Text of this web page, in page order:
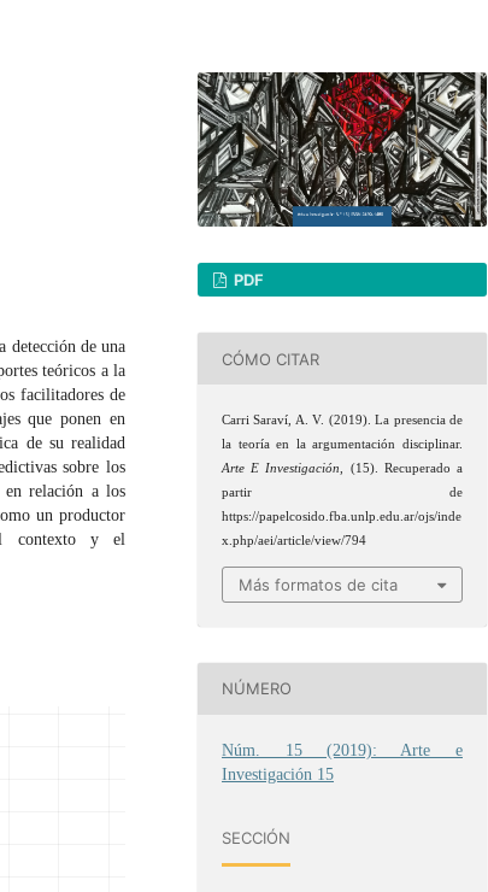
detección de una
teóricos a la
facilitadores de
que ponen en
de su realidad
sobre los
en relación a los
un productor
contexto y el
PDF
CÓMO CITAR
Carri Saraví, A. V. (2019). La presencia de
la teoría en la argumentación disciplinar.
Arte E Investigación, (15). Recuperado a
partir de
https://papelcosido.fba.unlp.edu.ar/ojs/inde
x.php/aei/article/view/794
Más formatos de cita
NÚMERO
Núm. 15 (2019): Arte e
Investigación 15
SECCIÓN